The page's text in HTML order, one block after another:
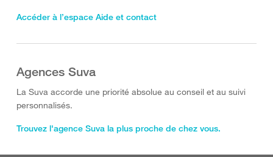
Accéder à l’espace Aide et contact
Agences Suva
La Suva accorde une priorité absolue au conseil et au suivi
personnalisés.
Trouvez l'agence Suva la plus proche de chez vous.